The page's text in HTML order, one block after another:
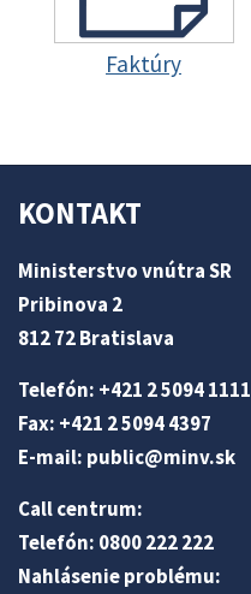
Faktúry
KONTAKT
Ministerstvo vnútra SR
Pribinova 2
812 72 Bratislava
Telefón: +421 2 5094 1111
Fax: +421 2 5094 4397
E-mail: public@minv.sk
Call centrum:
Telefón: 0800 222 222
Nahlásenie problému: